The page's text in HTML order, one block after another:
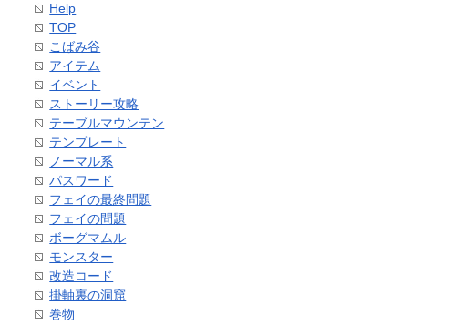
Help
TOP
こばみ谷
アイテム
イベント
ストーリー攻略
テーブルマウンテン
テンプレート
ノーマル系
パスワード
フェイの最終問題
フェイの問題
ボーグマムル
モンスター
改造コード
掛軸裏の洞窟
巻物